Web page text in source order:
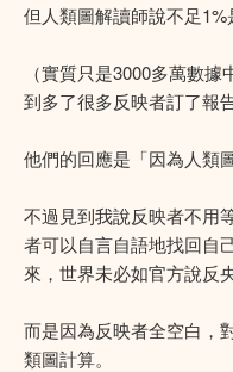
但人類圖解讀師說不足1%
（實質只是3000多萬數
到多了很多反映者訂了報
他們的回應是「因為人類
不過見到我說反映者不用
者可以自言自語地找回自
來，世界未必如官方說反
而是因為反映者全空白，
類圖計算。